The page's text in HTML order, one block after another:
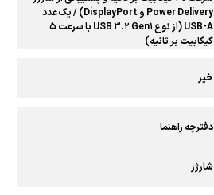
Power Delivery و DisplayPort) / یک عدد
USB-A (از نوع USB ۳.۲ Gen۱ با سرعت ۵
گیگابیت بر ثانیه)
خیر
دفترچه راهنما
شارژر